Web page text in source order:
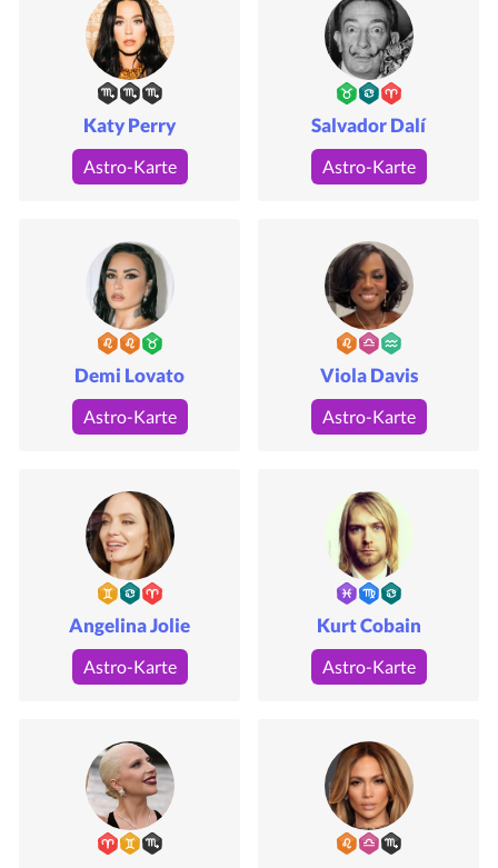
Katy Perry
Astro-Karte
Salvador Dalí
Astro-Karte
Demi Lovato
Astro-Karte
Viola Davis
Astro-Karte
Angelina Jolie
Astro-Karte
Kurt Cobain
Astro-Karte